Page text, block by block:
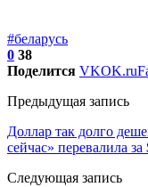
#беларусь
0 38
Поделится VKOK.ru
Предыдущая запись
Доллар так долго
сейчас» перевалила за
Следующая запись